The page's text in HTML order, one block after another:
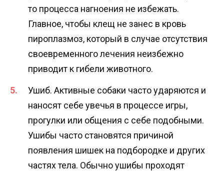
то процесса нагноения не избежать.
Главное, чтобы клещ не занес в кровь
пироплазмоз, который в случае отсутствия
своевременного лечения неизбежно
приводит к гибели животного.
Ушиб. Активные собаки часто ударяются и
наносят себе увечья в процессе игры,
прогулки или общения с себе подобными.
Ушибы часто становятся причиной
появления шишек на подбородке и других
частях тела. Обычно ушибы проходят